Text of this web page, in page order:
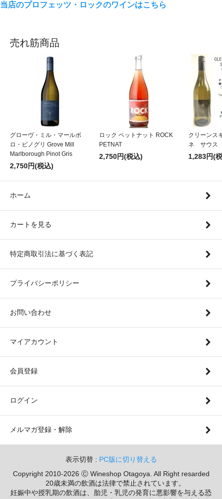
当店のプロフェッツ・ロックのワインはこちら
売れ筋商品
グローヴ・ミル・マールボ
ロ・ピノグリ Grove Mill
Marlborough Pinot Gris
2,750円(税込)
ロック ペットナット ROCK
PETNAT
2,750円(税込)
クリーンス
ネ サウス
1,283円(
ホーム
カートを見る
特定商取引法に基づく表記
プライバシーポリシー
お問い合わせ
マイアカウント
会員登録
ログイン
メルマガ登録・解除
表示切替 : PC版に切り替える
Copyright 2010-2026 Ⓒ Wineshop Otagoya. All Right resarded
20歳未満の飲酒は法律で禁止されています。
妊娠中や授乳期の飲酒は、胎児・乳児の発育に悪影響を与える恐